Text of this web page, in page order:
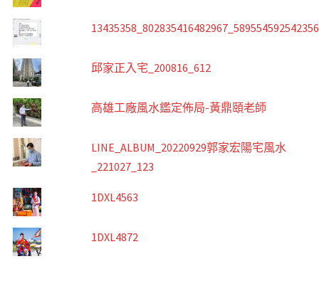
邱家正入宅_200816_612
高雄工廠風水鑑定佈局-黃鼎頤老師
LINE_ALBUM_20220929郭家宏陽宅風水
_221027_123
1DXL4563
1DXL4872